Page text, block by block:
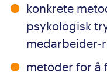
konkrete
psykologisk
medarbeider-
metoder for å